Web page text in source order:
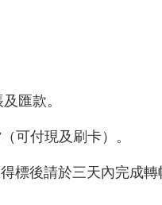
匯款。
可付現及刷卡）。
標後請於三天內完成轉